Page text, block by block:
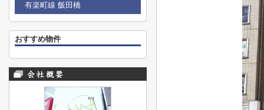
有楽町線 飯田橋
おすすめ物件